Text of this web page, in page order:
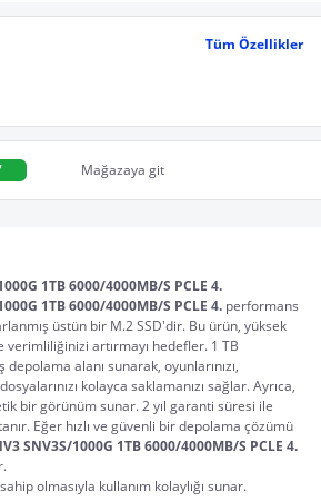
Tüm Özellikler
Mağazaya git
1TB 6000/4000MB/S PCLE 4.
1TB 6000/4000MB/S PCLE 4. performans
üstün bir M.2 SSD'dir. Bu ürün, yüksek
verimliliğinizi artırmayı hedefler. 1 TB
alanı sunarak, oyunlarınızı,
kolayca saklamanızı sağlar. Ayrıca,
bir görünüm sunar. 2 yıl garanti süresi ile
Eğer hızlı ve güvenli bir depolama çözümü
SNV3S/1000G 1TB 6000/4000MB/S PCLE 4.
olmasıyla kullanım kolaylığı sunar.